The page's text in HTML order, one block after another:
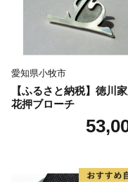
・寄付金額の範囲内
・寄付の回数制限は
・返礼品をお贈りす
・返礼品の発送先は
愛知県小牧市
【ふるさと納税】徳川
花押ブローチ